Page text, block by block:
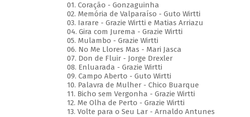
01. Coração - Gonzaguinha
02. Memória de Valparaíso - Guto Wirtti
03. Iarare - Grazie Wirtti e Matias Arriazu
04. Gira com Jurema - Grazie Wirtti
05. Mulambo - Grazie Wirtti
06. No Me Llores Mas - Mari Jasca
07. Don de Fluir - Jorge Drexler
08. Enluarada - Grazie Wirtti
09. Campo Aberto - Guto Wirtti
10. Palavra de Mulher - Chico Buarque
11. Bicho sem Vergonha - Grazie Wirtti
12. Me Olha de Perto - Grazie Wirtti
13. Volte para o Seu Lar - Arnaldo Antunes